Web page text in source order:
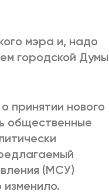
мэра и, надо
городской Думы
принятии нового
общественные
(МСУ)